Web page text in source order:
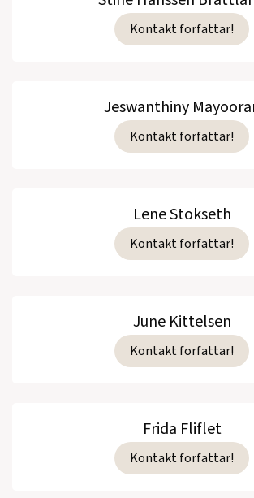
Kontakt forfattar!
Jeswanthiny
Kontakt forfattar!
Lene Stokseth
Kontakt forfattar!
June Kittelsen
Kontakt forfattar!
Frida Fliflet
Kontakt forfattar!